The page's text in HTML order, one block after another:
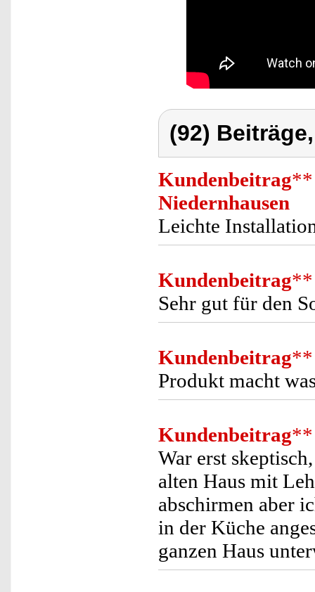
(92)
Kundenbeitrag**
Niedernhausen
Leichte
Kundenbeitrag**
Sehr gut für den
Kundenbeitrag**
Produkt macht
Kundenbeitrag**
War erst
alten Haus mit
abschirmen aber
in der Küche
ganzen Haus